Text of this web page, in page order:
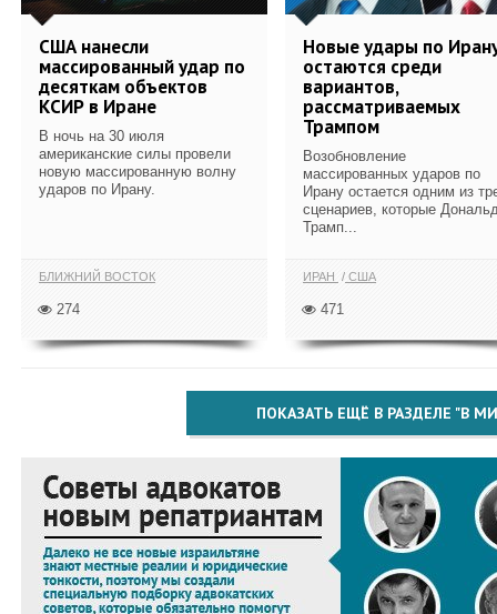
США нанесли
массированный удар по
десяткам объектов
КСИР в Иране
В ночь на 30 июля
американские силы провели
новую массированную волну
ударов по Ирану.
БЛИЖНИЙ ВОСТОК
274
Новые удары по
остаются среди
вариантов,
рассматриваемых
Трампом
Возобновление
массированных ударов по
Ирану остается одним из
сценариев, которые
Трамп...
ИРАН США
471
ПОКАЗАТЬ ЕЩЁ В РАЗДЕЛЕ "В